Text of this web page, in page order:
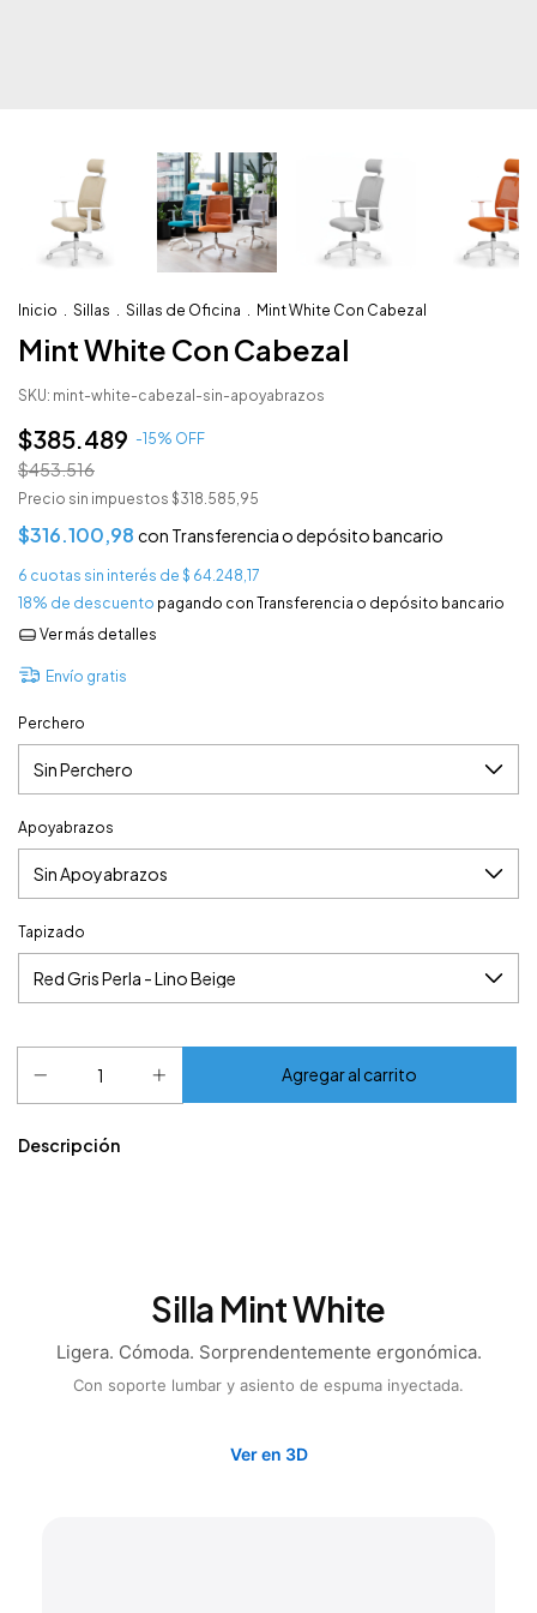
Inicio . Sillas . Sillas de Oficina . Mint White Con Cabezal
Mint White Con Cabezal
SKU: mint-white-cabezal-sin-apoyabrazos
$385.489 -15% OFF
$453.516
Precio sin impuestos $318.585,95
$316.100,98 con Transferencia o depósito bancario
6 cuotas sin interés de $ 64.248,17
18% de descuento pagando con Transferencia o depósito bancario
Ver más detalles
Envío gratis
Perchero
Apoyabrazos
Tapizado
Descripción
Silla Mint White
Ligera. Cómoda. Sorprendentemente ergonómica.
Con soporte lumbar y asiento de espuma inyectada.
Ver en 3D